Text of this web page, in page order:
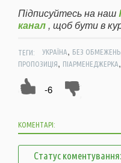
Підписуйтесь на наш
канал, щоб бути в
ТЕГИ: УКРАЇНА, БЕЗ ОБМЕЖЕНЬ
ПРОПОЗИЦІЯ, ПІАРМЕНЕДЖЕРКА,
-6
КОМЕНТАРІ:
Статус